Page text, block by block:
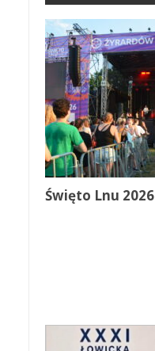
Święto Lnu 2026